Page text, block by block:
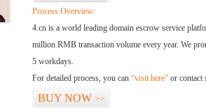
Process Overview:
4.cn is a world leading domain escrow service
million RMB transaction volume every year. We
5 workdays.
For detailed process, you can “visit here” or contact
BUY NOW >>